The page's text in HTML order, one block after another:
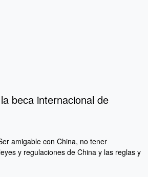
beca internacional de
amigable con China, no tener
y regulaciones de China y las reglas y